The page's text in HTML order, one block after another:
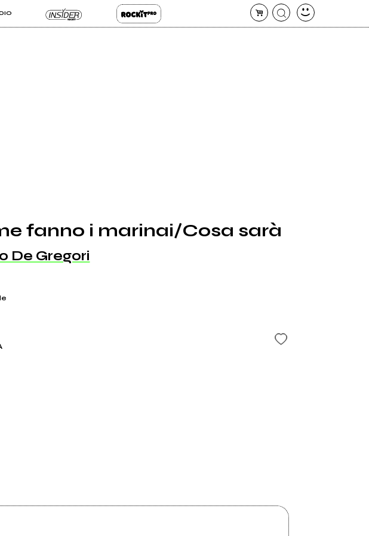
fanno i marinai/Cosa sarà
De Gregori